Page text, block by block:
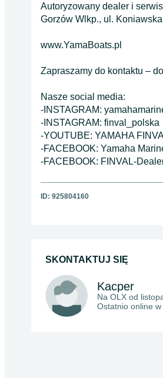
Autoryzowany dealer i
Gorzów Wlkp., ul.
www.YamaBoats.pl
Zapraszamy do kontaktu –
Nasze social media:
-INSTAGRAM:
-INSTAGRAM: finval_polska
-YOUTUBE: YAMAHA
-FACEBOOK: Yamaha
-FACEBOOK: FINVAL-
ID: 925804160
SKONTAKTUJ SIĘ
Kacper
Na OLX od
Ostatnio online